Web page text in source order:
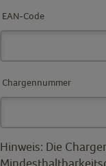
EAN-Code
Chargennummer
Hinweis: Die